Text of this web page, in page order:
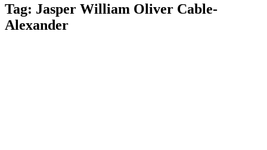
Tag: Jasper William Oliver Cable-
Alexander